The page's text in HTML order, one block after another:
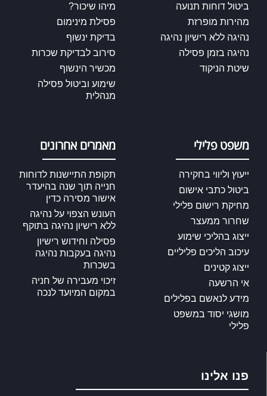
ביטול דוחות תנועה
מהירות מופרזת
נהיגה ללא רישיון נהיגה
נהיגה בזמן פסילה
שיטת הניקוד
מיהו שיכור?
פסילת מינימום
בדיקת ינשוף
סירוב לבדיקת שכרות
מכשיר הינשוף
שימוע וביטול פסילה
מנהלית
משפט פלילי
ייעוץ וליווי בחקירה
ביטול כתבי אישום
מחיקת רישום פלילי
שחרור ממעצר
ייצוג בהליכי שימוע
עיכוב הליכים פליליים
ייצוג קטינים
אי הרשעה
מידע לנאשם בפלילים
מושגי יסוד במשפט
פלילי
מאמרים אחרונים
תקופת התיישנות לדוחות
חנייה תוך שנה בהיעדר
אישור מסירה כדין
העונש הצפוי על נהיגה
ללא רישיון נהיגה בתוקף
פסילה וחידוש רישיון
נהיגה בעקבות נהיגה
בשכרות
זיכוי מעבירה של חניה
במקום המיועד לנכה
פנו אלינו